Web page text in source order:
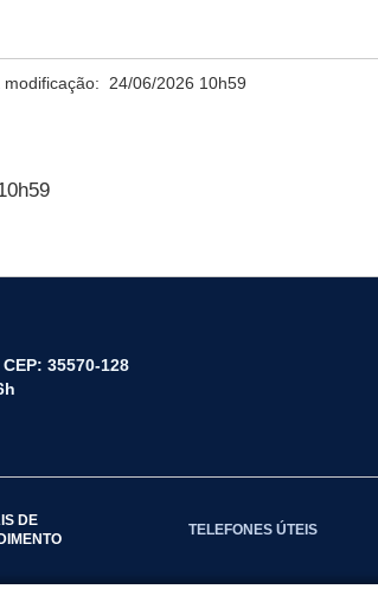
modificação: 24/06/2026 10h59
35570-128
DE
TELEFONES ÚTEIS